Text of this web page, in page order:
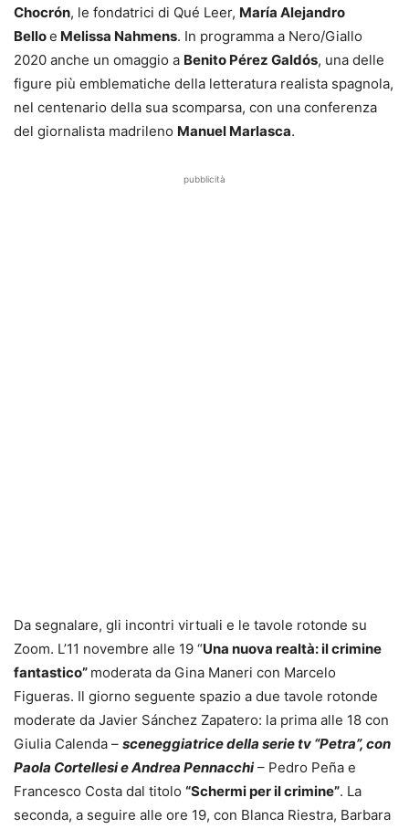
Chocrón, le fondatrici di Qué Leer, María Alejandro
Belloe Melissa Nahmens. In programma a Nero/Giallo
2020 anche un omaggio a Benito Pérez Galdós, una delle
figure più emblematiche della letteratura realista spagnola,
nel centenario della sua scomparsa, con una conferenza
del giornalista madrileno Manuel Marlasca.
pubblicità
Da segnalare, gli incontri virtuali e le tavole rotonde su
Zoom. L’11 novembre alle 19 “Una nuova realtà: il crimine
fantastico” moderata da Gina Maneri con Marcelo
Figueras. Il giorno seguente spazio a due tavole rotonde
moderate da Javier Sánchez Zapatero: la prima alle 18 con
Giulia Calenda – sceneggiatrice della serie tv “Petra”, con
Paola Cortellesi e Andrea Pennacchi– Pedro Peña e
Francesco Costa dal titolo “Schermi per il crimine”. La
seconda, a seguire alle ore 19, con Blanca Riestra, Barbara